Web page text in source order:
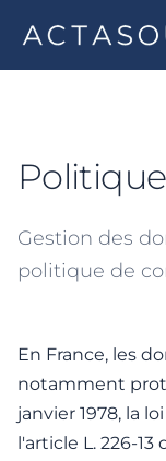
Gestion des
politique de
En France, les
notamment
janvier 1978, la
l'article L. 226-